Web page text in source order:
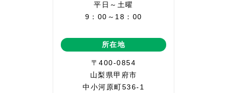
平日～土曜
9：00～18：00
所在地
〒400-0854
山梨県甲府市
中小河原町536-1